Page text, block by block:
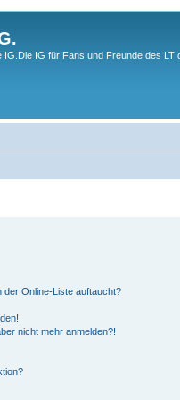
IG.Die IG für Fans und Freunde des LT
der Online-Liste auftaucht?
nicht mehr anmelden?!